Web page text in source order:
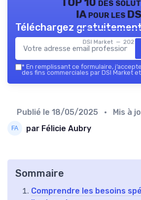
TOP 10 des
IA pour les DSI
DSI Market — 2026
Téléchargez
* En remplissant ce formulaire,
des fins commerciales par DSI Market
Publié le 18/05/2025 • Mis à
par Félicie Aubry
Sommaire
Comprendre les besoins